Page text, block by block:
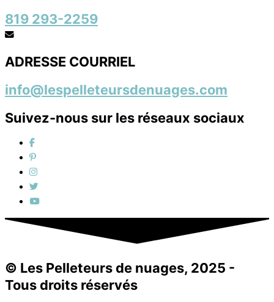
819 293-2259
ADRESSE COURRIEL
info@lespelleteursdenuages.com
Suivez-nous sur les réseaux sociaux
© Les Pelleteurs de nuages, 2025 -
Tous droits réservés